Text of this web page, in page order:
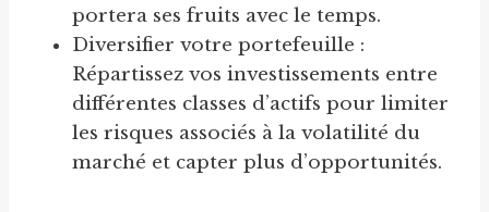
portera ses fruits avec le temps.
Diversifier votre portefeuille :
Répartissez vos investissements entre
différentes classes d’actifs pour limiter
les risques associés à la volatilité du
marché et capter plus d’opportunités.